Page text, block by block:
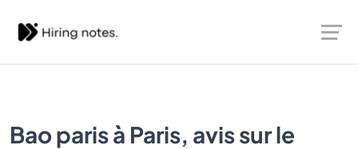
Bao paris à Paris, avis sur le